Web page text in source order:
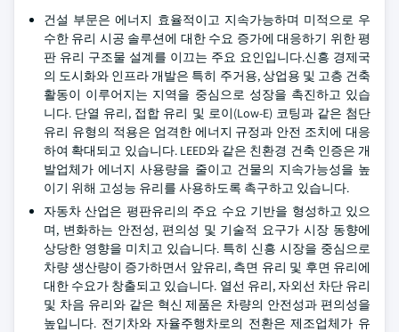
건설 부문은 에너지 효율적이고 지속가능하며 미적으로 우
수한 유리 시공 솔루션에 대한 수요 증가에 대응하기 위한 평
판 유리 구조물 설계를 이끄는 주요 요인입니다.신흥 경제국
의 도시화와 인프라 개발은 특히 주거용, 상업용 및 고층 건축
활동이 이루어지는 지역을 중심으로 성장을 촉진하고 있습
니다. 단열 유리, 접합 유리 및 로이(Low-E) 코팅과 같은 첨단
유리 유형의 적용은 엄격한 에너지 규정과 안전 조치에 대응
하여 확대되고 있습니다. LEED와 같은 친환경 건축 인증은 개
발업체가 에너지 사용량을 줄이고 건물의 지속가능성을 높
이기 위해 고성능 유리를 사용하도록 촉구하고 있습니다.
자동차 산업은 평판유리의 주요 수요 기반을 형성하고 있으
며, 변화하는 안전성, 편의성 및 기술적 요구가 시장 동향에
상당한 영향을 미치고 있습니다. 특히 신흥 시장을 중심으로
차량 생산량이 증가하면서 앞유리, 측면 유리 및 후면 유리에
대한 수요가 창출되고 있습니다. 열선 유리, 자외선 차단 유리
및 차음 유리와 같은 혁신 제품은 차량의 안전성과 편의성을
높입니다. 전기차와 자율주행차로의 전환은 제조업체가 유